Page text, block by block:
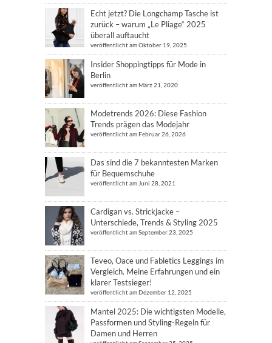
Echt jetzt? Die Longchamp Tasche ist
zurück – warum „Le Pliage“ 2025
überall auftaucht
veröffentlicht am Oktober 19, 2025
Insider Shoppingtipps für Mode in
Berlin
veröffentlicht am März 21, 2020
Modetrends 2026: Diese Fashion
Trends prägen das Modejahr
veröffentlicht am Februar 26, 2026
Das sind die 7 bekanntesten Marken
für Bequemschuhe
veröffentlicht am Juni 28, 2021
Cardigan vs. Strickjacke –
Unterschiede, Trends & Styling 2025
veröffentlicht am September 23, 2025
Teveo, Oace und Fabletics Leggings im
Vergleich. Meine Erfahrungen und ein
klarer Testsieger!
veröffentlicht am Dezember 12, 2025
Mantel 2025: Die wichtigsten Modelle,
Passformen und Styling-Regeln für
Damen und Herren